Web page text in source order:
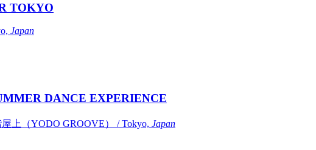
TOKYO
Japan
DANCE EXPERIENCE
上（YODO GROOVE） / Tokyo, Japan